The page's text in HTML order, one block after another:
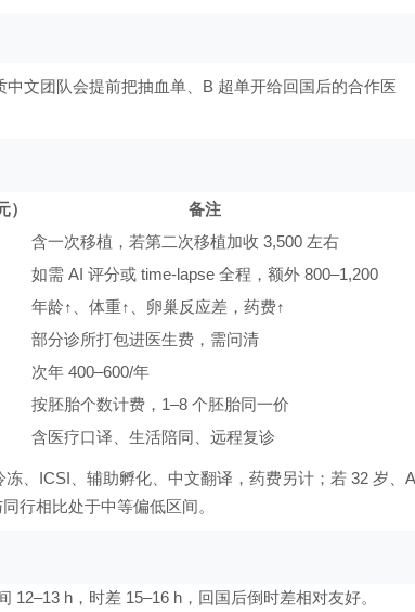
文团队会提前把抽血单、B 超单开给回国后的合作医
）
备注
含一次移植，若第二次移植加收 3,500 左右
如需 AI 评分或 time-lapse 全程，额外 800–1,200
年龄↑、体重↑、卵巢反应差，药费↑
部分诊所打包进医生费，需问清
次年 400–600/年
按胚胎个数计费，1–8 个胚胎同一价
含医疗口译、生活陪同、远程复诊
、ICSI、辅助孵化、中文翻译，药费另计；若 32 岁、
行相比处于中等偏低区间。
12–13 h，时差 15–16 h，回国后倒时差相对友好。